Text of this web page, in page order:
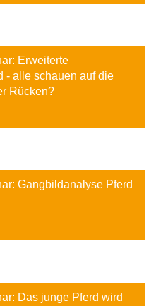
Erweiterte
- alle schauen auf die
Rücken?
Gangbildanalyse Pferd
Das junge Pferd wird